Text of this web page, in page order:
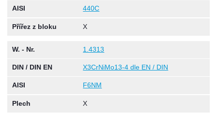
AISI 440C
Přířez z bloku X
W. - Nr. 1.4313
DIN / DIN EN X3CrNiMo13-4 dle EN / DIN
AISI F6NM
Plech X